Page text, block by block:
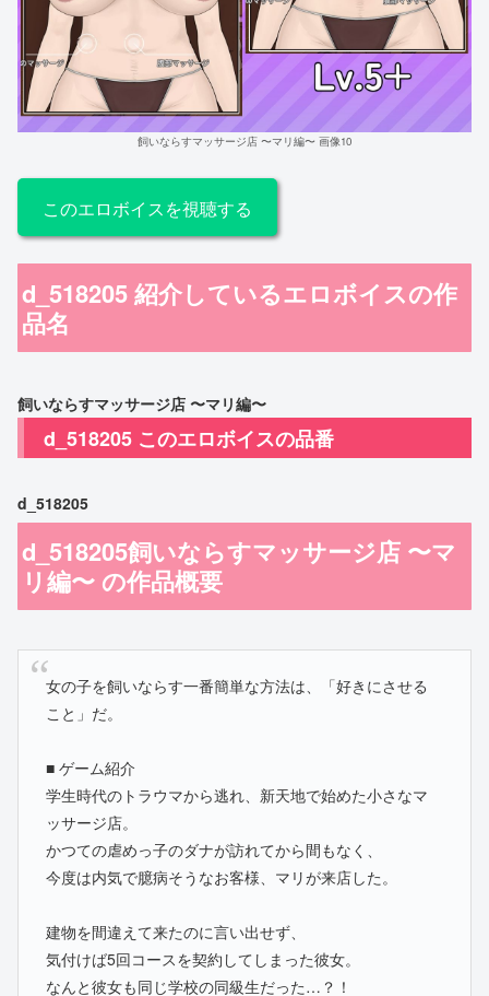
飼いならすマッサージ店 〜マリ編〜 画像10
このエロボイスを視聴する
d_518205 紹介しているエロボイスの作
品名
飼いならすマッサージ店 〜マリ編〜
d_518205 このエロボイスの品番
d_518205
d_518205飼いならすマッサージ店 〜マ
リ編〜 の作品概要
女の子を飼いならす一番簡単な方法は、「好きにさせる
こと」だ。
■ ゲーム紹介
学生時代のトラウマから逃れ、新天地で始めた小さなマ
ッサージ店。
かつての虐めっ子のダナが訪れてから間もなく、
今度は内気で臆病そうなお客様、マリが来店した。
建物を間違えて来たのに言い出せず、
気付けば5回コースを契約してしまった彼女。
なんと彼女も同じ学校の同級生だった…？！